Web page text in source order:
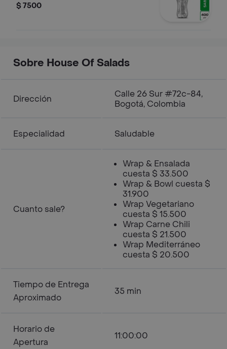
$ 7500
Sobre House Of Salads
Dirección
Calle 26 Sur #72c-84,
Bogotá, Colombia
Especialidad Saludable
Cuanto sale?
Wrap & Ensalada
cuesta $ 33.500
Wrap & Bowl cuesta $
31.900
Wrap Vegetariano
cuesta $ 15.500
Wrap Carne Chili
cuesta $ 21.500
Wrap Mediterráneo
cuesta $ 20.500
Tiempo de Entrega
Aproximado
35 min
Horario de
Apertura
11:00:00